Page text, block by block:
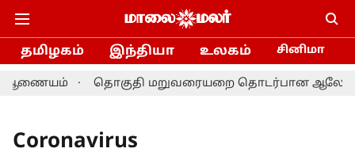
தமிழகம் இந்தியா உலகம் சினிமா
ஆணையம் தொகுதி மறுவரையறை தொடர்பான
Coronavirus